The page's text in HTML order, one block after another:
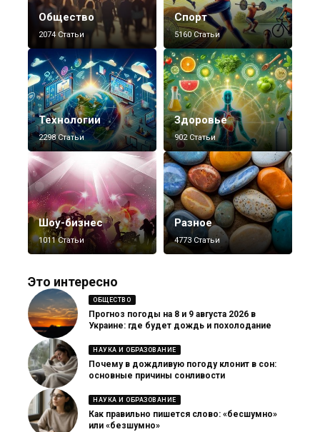
Общество
2074 Статьи
Спорт
5160 Статьи
Технологии
2298 Статьи
Здоровье
902 Статьи
Шоу-бизнес
1011 Статьи
Разное
4773 Статьи
Это интересно
ОБЩЕСТВО
Прогноз погоды на 8 и 9 августа 2026 в
Украине: где будет дождь и похолодание
НАУКА И ОБРАЗОВАНИЕ
Почему в дождливую погоду клонит в сон:
основные причины сонливости
НАУКА И ОБРАЗОВАНИЕ
Как правильно пишется слово: «бесшумно»
или «безшумно»